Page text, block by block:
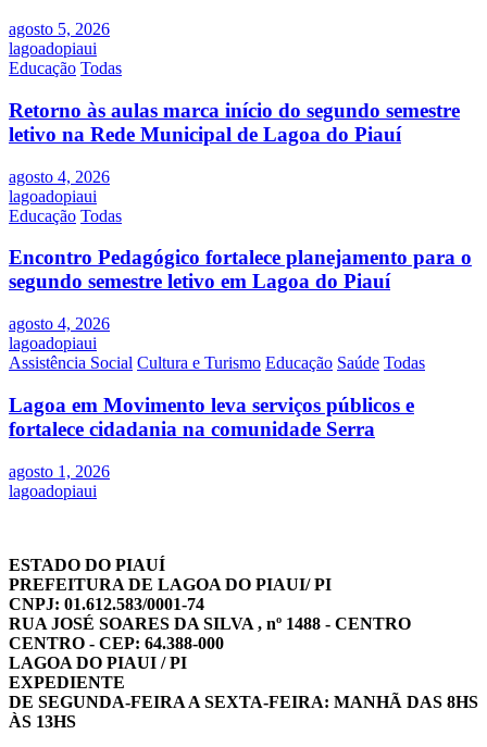
agosto 5, 2026
lagoadopiaui
Educação Todas
Retorno às aulas marca início do segundo semestre
letivo na Rede Municipal de Lagoa do Piauí
agosto 4, 2026
lagoadopiaui
Educação Todas
Encontro Pedagógico fortalece planejamento para o
segundo semestre letivo em Lagoa do Piauí
agosto 4, 2026
lagoadopiaui
Assistência Social Cultura e Turismo Educação Saúde Todas
Lagoa em Movimento leva serviços públicos e
fortalece cidadania na comunidade Serra
agosto 1, 2026
lagoadopiaui
ESTADO DO PIAUÍ
PREFEITURA DE LAGOA DO PIAUI/ PI
CNPJ: 01.612.583/0001-74
RUA JOSÉ SOARES DA SILVA , nº 1488 - CENTRO
CENTRO - CEP: 64.388-000
LAGOA DO PIAUI / PI
EXPEDIENTE
DE SEGUNDA-FEIRA A SEXTA-FEIRA: MANHÃ DAS 8HS
ÀS 13HS